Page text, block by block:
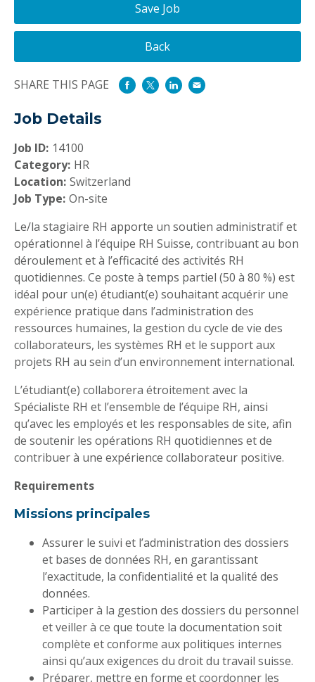
Save Job
Back
SHARE THIS PAGE
Job Details
Job ID: 14100
Category: HR
Location: Switzerland
Job Type: On-site
Le/la stagiaire RH apporte un soutien administratif et
opérationnel à l’équipe RH Suisse, contribuant au bon
déroulement et à l’efficacité des activités RH
quotidiennes. Ce poste à temps partiel (50 à 80 %) est
idéal pour un(e) étudiant(e) souhaitant acquérir une
expérience pratique dans l’administration des
ressources humaines, la gestion du cycle de vie des
collaborateurs, les systèmes RH et le support aux
projets RH au sein d’un environnement international.
L’étudiant(e) collaborera étroitement avec la
Spécialiste RH et l’ensemble de l’équipe RH, ainsi
qu’avec les employés et les responsables de site, afin
de soutenir les opérations RH quotidiennes et de
contribuer à une expérience collaborateur positive.
Requirements
Missions principales
Assurer le suivi et l’administration des dossiers
et bases de données RH, en garantissant
l’exactitude, la confidentialité et la qualité des
données.
Participer à la gestion des dossiers du personnel
et veiller à ce que toute la documentation soit
complète et conforme aux politiques internes
ainsi qu’aux exigences du droit du travail suisse.
Préparer, mettre en forme et coordonner les